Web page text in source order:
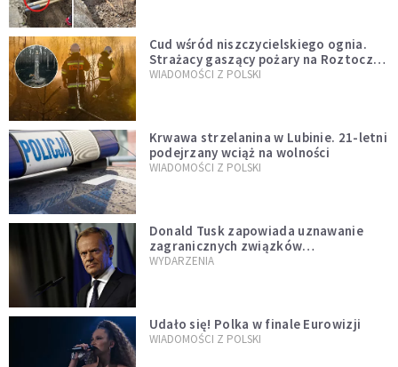
Cud wśród niszczycielskiego ognia.
Strażacy gaszący pożary na Roztoczu
opublikowali niezwykłe zdjęcie
WIADOMOŚCI Z POLSKI
Krwawa strzelanina w Lubinie. 21-letni
podejrzany wciąż na wolności
WIADOMOŚCI Z POLSKI
Donald Tusk zapowiada uznawanie
zagranicznych związków
jednopłciowych. "Państwo oblało ten
WYDARZENIA
Udało się! Polka w finale Eurowizji
WIADOMOŚCI Z POLSKI